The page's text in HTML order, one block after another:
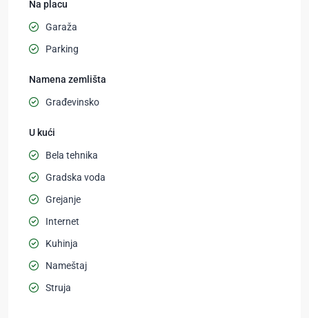
Na placu
Garaža
Parking
Namena zemlišta
Građevinsko
U kući
Bela tehnika
Gradska voda
Grejanje
Internet
Kuhinja
Nameštaj
Struja